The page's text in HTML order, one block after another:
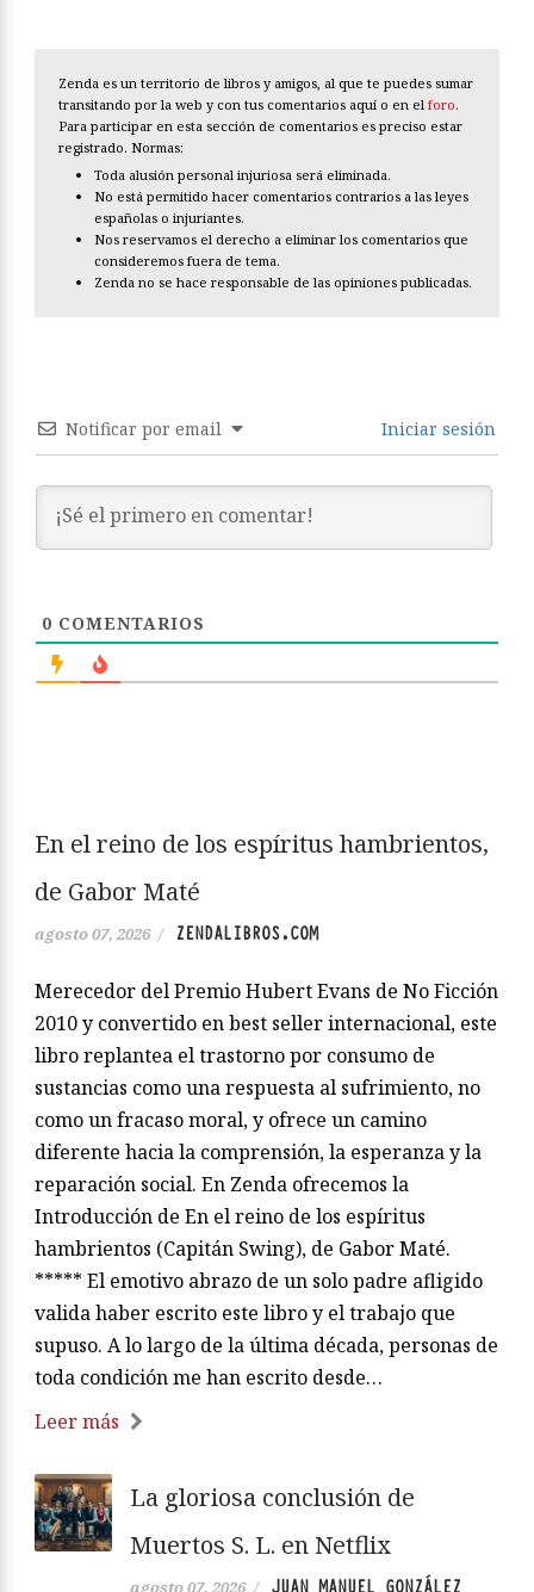
Zenda es un territorio de libros y amigos, al que te puedes sumar
transitando por la web y con tus comentarios aquí o en el foro.
Para participar en esta sección de comentarios es preciso estar
registrado. Normas:
Toda alusión personal injuriosa será eliminada.
No está permitido hacer comentarios contrarios a las leyes
españolas o injuriantes.
Nos reservamos el derecho a eliminar los comentarios que
consideremos fuera de tema.
Zenda no se hace responsable de las opiniones publicadas.
Notificar por email Iniciar sesión
0 COMENTARIOS
En el reino de los espíritus hambrientos,
de Gabor Maté
agosto 07, 2026 / ZENDALIBROS.COM
Merecedor del Premio Hubert Evans de No Ficción
2010 y convertido en best seller internacional, este
libro replantea el trastorno por consumo de
sustancias como una respuesta al sufrimiento, no
como un fracaso moral, y ofrece un camino
diferente hacia la comprensión, la esperanza y la
reparación social. En Zenda ofrecemos la
Introducción de En el reino de los espíritus
hambrientos (Capitán Swing), de Gabor Maté.
***** El emotivo abrazo de un solo padre afligido
valida haber escrito este libro y el trabajo que
supuso. A lo largo de la última década, personas de
toda condición me han escrito desde…
Leer más
La gloriosa conclusión de
Muertos S. L. en Netflix
agosto 07, 2026 / JUAN MANUEL GONZÁLEZ